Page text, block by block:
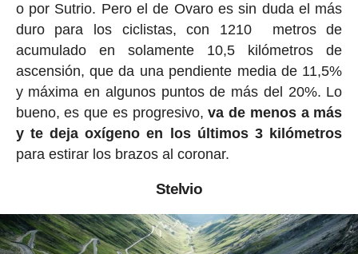
o por Sutrio. Pero el de Ovaro es sin duda el más
duro para los ciclistas, con 1210 metros de
acumulado en solamente 10,5 kilómetros de
ascensión, que da una pendiente media de 11,5%
y máxima en algunos puntos de más del 20%. Lo
bueno, es que es progresivo,va de menos a más
y te deja oxígeno en los últimos 3 kilómetros
para estirar los brazos al coronar.
Stelvio